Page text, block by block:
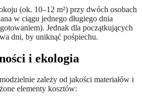
(ok. 10–12 m²) przy dwóch osobach
w ciągu jednego długiego dnia
Jednak dla początkujących
dni, by uniknąć pośpiechu.
i ekologia
zależy od jakości materiałów i
elementy kosztów: